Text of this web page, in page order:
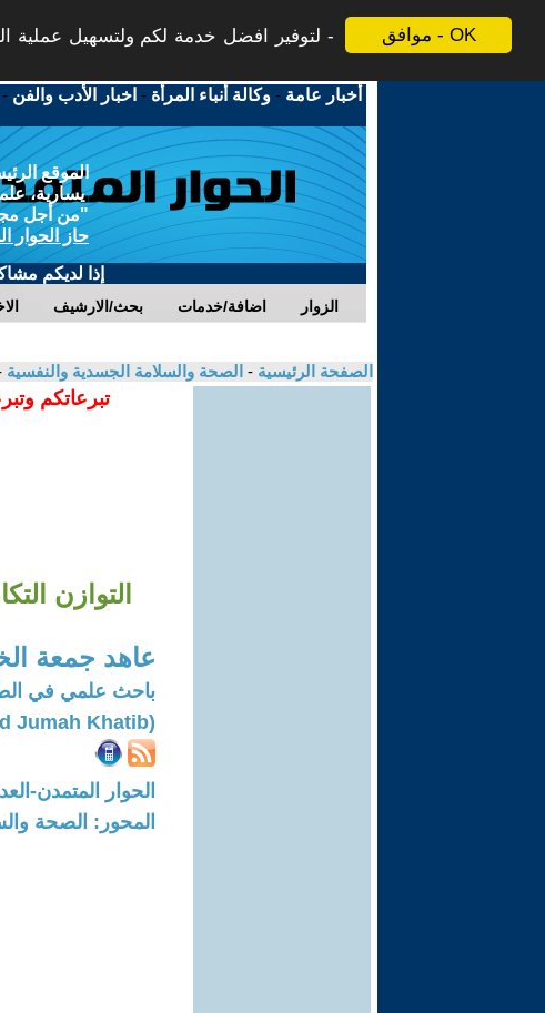
موافق - OK
لتوفير افضل خدمة لكم ولتسهيل عملية
أخبار عامة -وكالة أنباء المرأة - اخبار الأدب والفن
الموقع
يسارية،
"من أجل
حاز الحوار
إذا لديكم
بحث/الارشيف اضافة/خدمات الزوار
الصفحة الرئيسية - الصحة والسلامة الجسدية والنفسية
تبرعاتكم
التوازن
عاهد جمعة
باحث علمي في
(Ahed Jumah Khatib)
الحوار المتمدن-العدد: 8330 - 2025 / 5 / 2 -
المحور: الصحة